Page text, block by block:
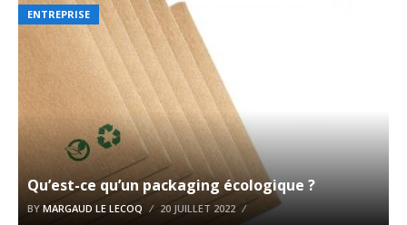
ENTREPRISE
Qu’est-ce qu’un packaging écologique ?
BY MARGAUD LE LECOQ 20 JUILLET 2022